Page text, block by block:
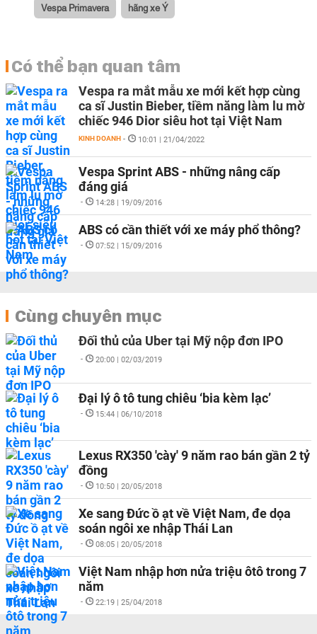
Vespa Primavera hãng xe Ý
Có thể bạn quan tâm
Vespa ra mắt mẫu xe mới kết hợp cùng
ca sĩ Justin Bieber, tiềm năng làm lu mờ
chiếc 946 Dior siêu hot tại Việt Nam
KINH DOANH - 10:01 | 21/04/2022
Vespa Sprint ABS - những nâng cấp
đáng giá
- 14:28 | 19/09/2016
ABS có cần thiết với xe máy phổ thông?
- 07:52 | 15/09/2016
Cùng chuyên mục
Đối thủ của Uber tại Mỹ nộp đơn IPO
- 20:00 | 02/03/2019
Đại lý ô tô tung chiêu ‘bia kèm lạc’
- 15:44 | 06/10/2018
Lexus RX350 'cày' 9 năm rao bán gần 2 tỷ
đồng
- 10:50 | 20/05/2018
Xe sang Đức ồ ạt về Việt Nam, đe dọa
soán ngôi xe nhập Thái Lan
- 08:05 | 20/05/2018
Việt Nam nhập hơn nửa triệu ôtô trong 7
năm
- 22:19 | 25/04/2018